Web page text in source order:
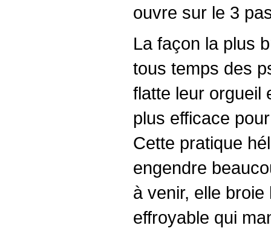
ouvre sur le 3
La façon la plus
tous temps des
flatte leur orgueil
plus efficace
Cette pratique
engendre
à venir, elle
effroyable qui